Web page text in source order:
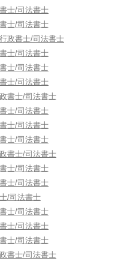
士/司法書士
士/司法書士
政書士/司法書士
士/司法書士
士/司法書士
士/司法書士
書士/司法書士
士/司法書士
士/司法書士
士/司法書士
書士/司法書士
士/司法書士
士/司法書士
/司法書士
士/司法書士
士/司法書士
士/司法書士
書士/司法書士